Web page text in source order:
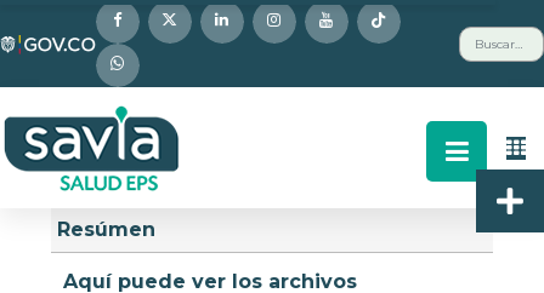
este
sitio
web
incluye
un
sistema
accesibilidad.
Buscar
Descripción
Resúmen
Aquí puede ver los archivos